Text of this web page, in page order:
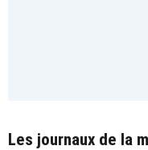
Les journaux de la